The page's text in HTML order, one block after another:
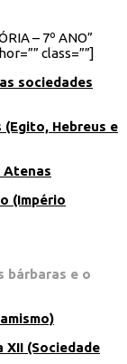
– 7º ANO”
class=””]
sociedades
Hebreus e
Atenas
(Império
bárbaras e o
XII (Sociedade